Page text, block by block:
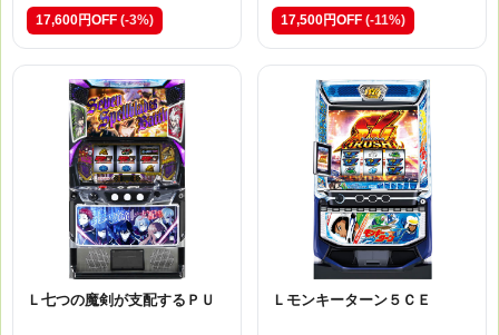
17,600円OFF (-3%) 17,500円OFF (-11%)
Ｌ七つの魔剣が支配するＰＵ Ｌモンキーターン５ＣＥ